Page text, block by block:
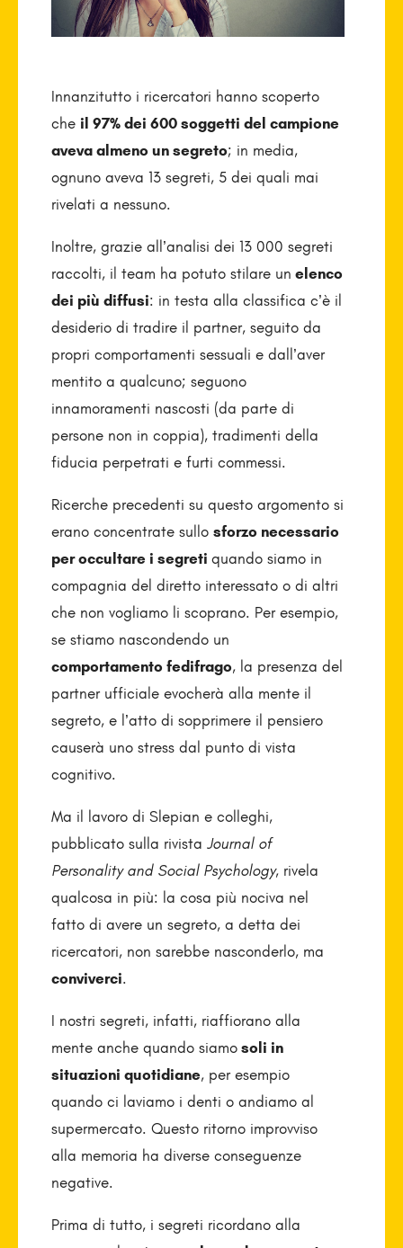
Innanzitutto i ricercatori hanno scoperto
che il 97% dei 600 soggetti del campione
aveva almeno un segreto; in media,
ognuno aveva 13 segreti, 5 dei quali mai
rivelati a nessuno.
Inoltre, grazie all’analisi dei 13 000 segreti
raccolti, il team ha potuto stilare un elenco
dei più diffusi: in testa alla classifica c’è il
desiderio di tradire il partner, seguito da
propri comportamenti sessuali e dall’aver
mentito a qualcuno; seguono
innamoramenti nascosti (da parte di
persone non in coppia), tradimenti della
fiducia perpetrati e furti commessi.
Ricerche precedenti su questo argomento si
erano concentrate sullo sforzo necessario
per occultare i segreti quando siamo in
compagnia del diretto interessato o di altri
che non vogliamo li scoprano. Per esempio,
se stiamo nascondendo un
comportamento fedifrago, la presenza del
partner ufficiale evocherà alla mente il
segreto, e l’atto di sopprimere il pensiero
causerà uno stress dal punto di vista
cognitivo.
Ma il lavoro di Slepian e colleghi,
pubblicato sulla rivista Journal of
Personality and Social Psychology, rivela
qualcosa in più: la cosa più nociva nel
fatto di avere un segreto, a detta dei
ricercatori, non sarebbe nasconderlo, ma
conviverci.
I nostri segreti, infatti, riaffiorano alla
mente anche quando siamosoli in
situazioni quotidiane, per esempio
quando ci laviamo i denti o andiamo al
supermercato. Questo ritorno improvviso
alla memoria ha diverse conseguenze
negative.
Prima di tutto, i segreti ricordano alla